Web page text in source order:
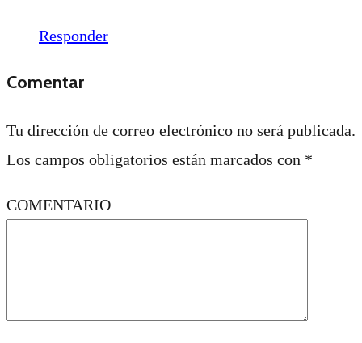
Responder
Comentar
Tu dirección de correo electrónico no será publicada.
Los campos obligatorios están marcados con *
COMENTARIO